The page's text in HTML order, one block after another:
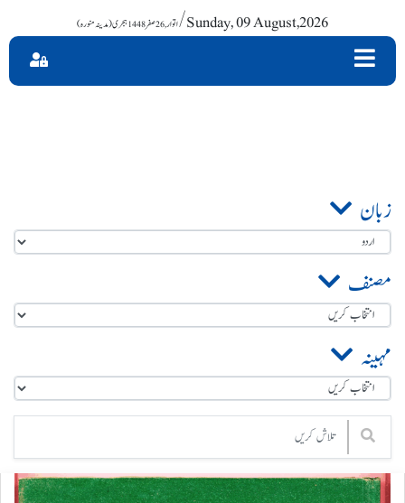
اتوار , 26 صفر 1448 ہجری (مدینہ منورہ)/ Sunday, 09 August,2026
زبان
مصنف
مہینہ